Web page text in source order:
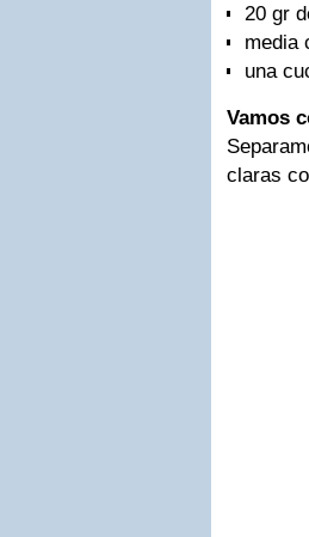
20 gr
media
una
Vamos
claras